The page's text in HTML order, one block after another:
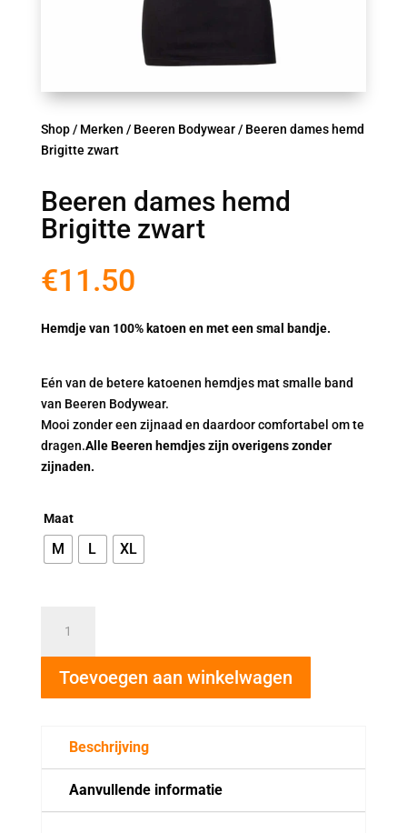
Shop/ Merken / Beeren Bodywear/ Beeren dames hemd
Brigitte zwart
Beeren dames hemd
Brigitte zwart
€11.50
Hemdje van 100% katoen en met een smal bandje.
Eén van de betere katoenen hemdjes mat smalle band
van Beeren Bodywear.
Mooi zonder een zijnaad en daardoor comfortabel om te
dragen.Alle Beeren hemdjes zijn overigens zonder
zijnaden.
Maat
M L XL
dames
hemd
Brigitte
zwart
Toevoegen aan winkelwagen
Beschrijving
Aanvullende informatie